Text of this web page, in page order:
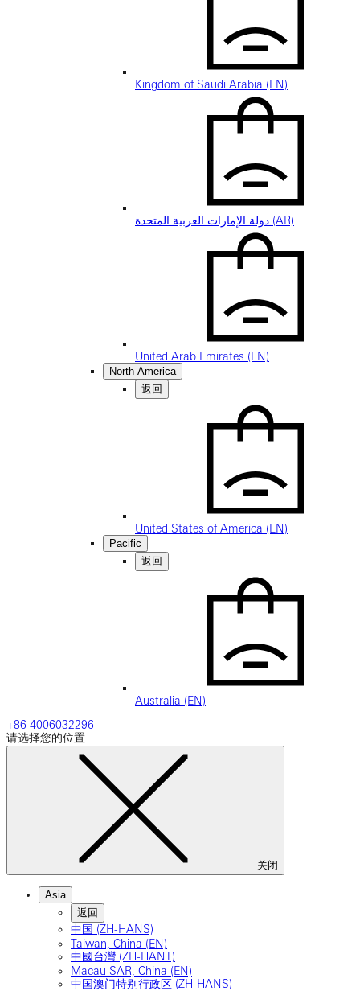
Kingdom of Saudi Arabia (EN)
دولة الإمارات العربية المتحدة (AR)
United Arab Emirates (EN)
North America
返回
United States of America (EN)
Pacific
返回
Australia (EN)
+86 4006032296
请选择您的位置
关闭
Asia
返回
中国 (ZH-HANS)
Taiwan, China (EN)
中國台灣 (ZH-HANT)
Macau SAR, China (EN)
中国澳门特别行政区 (ZH-HANS)